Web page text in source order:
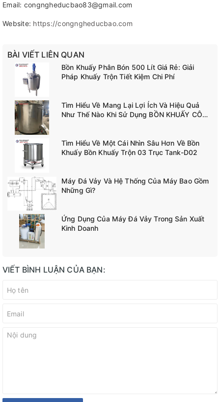
Email: congngheducbao83@gmail.com
Website: https://congngheducbao.com
BÀI VIẾT LIÊN QUAN
Bồn Khuấy Phân Bón 500 Lít Giá Rẻ: Giải
Pháp Khuấy Trộn Tiết Kiệm Chi Phí
Tìm Hiểu Về Mang Lại Lợi Ích Và Hiệu Quả
Như Thế Nào Khi Sử Dụng BỒN KHUẤY CÔNG
Tìm Hiểu Về Một Cái Nhìn Sâu Hơn Về Bồn
Khuấy Bồn Khuấy Trộn 03 Trục Tank-D02
Máy Đá Vảy Và Hệ Thống Của Máy Bao Gồm
Những Gì?
Ứng Dụng Của Máy Đá Vảy Trong Sản Xuất
Kinh Doanh
VIẾT BÌNH LUẬN CỦA BẠN: